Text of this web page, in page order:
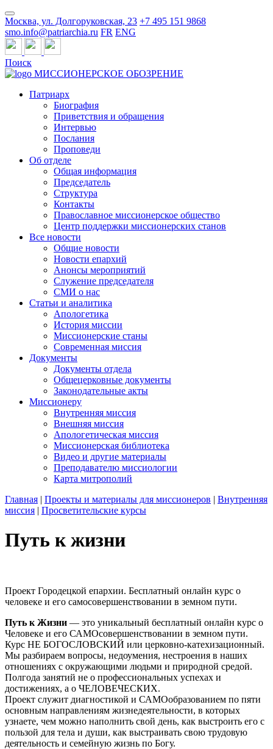
Москва, ул. Долгоруковская, 23 +7 495 151 9868
smo.info@patriarchia.ru FR ENG
Поиск
МИССИОНЕРСКОЕ ОБОЗРЕНИЕ
Патриарх
Биография
Приветствия и обращения
Интервью
Послания
Проповеди
Об отделе
Общая информация
Председатель
Структура
Контакты
Православное миссионерское общество
Центр поддержки миссионерских станов
Все новости
Общие новости
Новости епархий
Анонсы мероприятий
Служение председателя
СМИ о нас
Статьи и аналитика
Апологетика
История миссии
Миссионерские станы
Современная миссия
Документы
Документы отдела
Общецерковные документы
Законодательные акты
Миссионеру
Внутренняя миссия
Внешняя миссия
Апологетическая миссия
Миссионерская библиотека
Видео и другие материалы
Преподавателю миссиологии
Карта митрополий
Главная | Проекты и материалы для миссионеров | Внутренняя
миссия | Просветительские курсы
Путь к жизни
Проект Городецкой епархии. Бесплатный онлайн курс о
человеке и его самосовершенствовании в земном пути.
Путь к Жизни — это уникальный бесплатный онлайн курс о
Человеке и его САМОсовершенствовании в земном пути.
Курс НЕ БОГОСЛОВСКИЙ или церковно-катехизационный.
Мы разбираем вопросы, недоумения, нестроения в наших
отношениях с окружающими людьми и природной средой.
Полгода занятий не о профессиональных успехах и
достижениях, а о ЧЕЛОВЕЧЕСКИХ.
Проект служит диагностикой и САМОобразованием по пяти
основным направлениям жизнедеятельности, в которых
узнаете, чем можно наполнить свой день, как выстроить его с
пользой для тела и души, как выстраивать свою трудовую
деятельность и семейную жизнь по Богу.